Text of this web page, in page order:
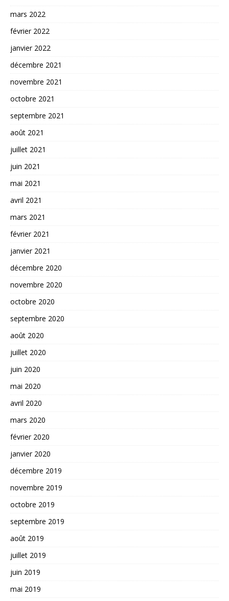
mars 2022
février 2022
janvier 2022
décembre 2021
novembre 2021
octobre 2021
septembre 2021
août 2021
juillet 2021
juin 2021
mai 2021
avril 2021
mars 2021
février 2021
janvier 2021
décembre 2020
novembre 2020
octobre 2020
septembre 2020
août 2020
juillet 2020
juin 2020
mai 2020
avril 2020
mars 2020
février 2020
janvier 2020
décembre 2019
novembre 2019
octobre 2019
septembre 2019
août 2019
juillet 2019
juin 2019
mai 2019